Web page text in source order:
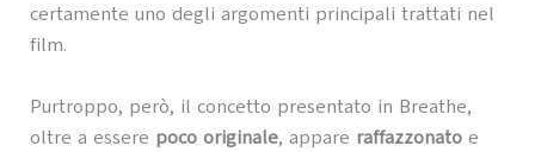
certamente uno degli argomenti principali trattati nel
film.
Purtroppo, però, il concetto presentato in Breathe,
oltre a essere poco originale, appare raffazzonatoe